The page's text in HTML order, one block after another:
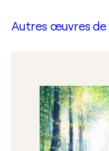
Autres œuvres de